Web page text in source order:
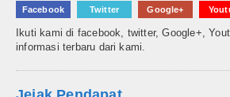
Facebook Twitter Google+
Ikuti kami di facebook, twitter, Google+,
informasi terbaru dari kami.